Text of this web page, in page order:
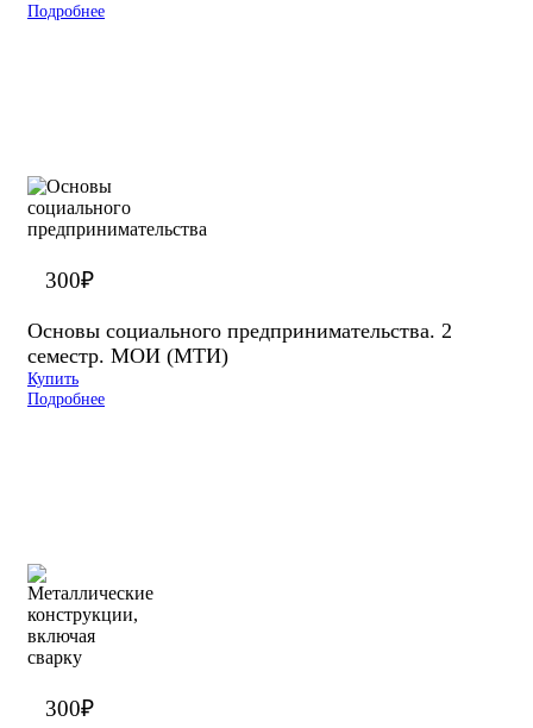
Подробнее
300₽
Основы социального предпринимательства. 2
семестр. МОИ (МТИ)
Купить
Подробнее
300₽